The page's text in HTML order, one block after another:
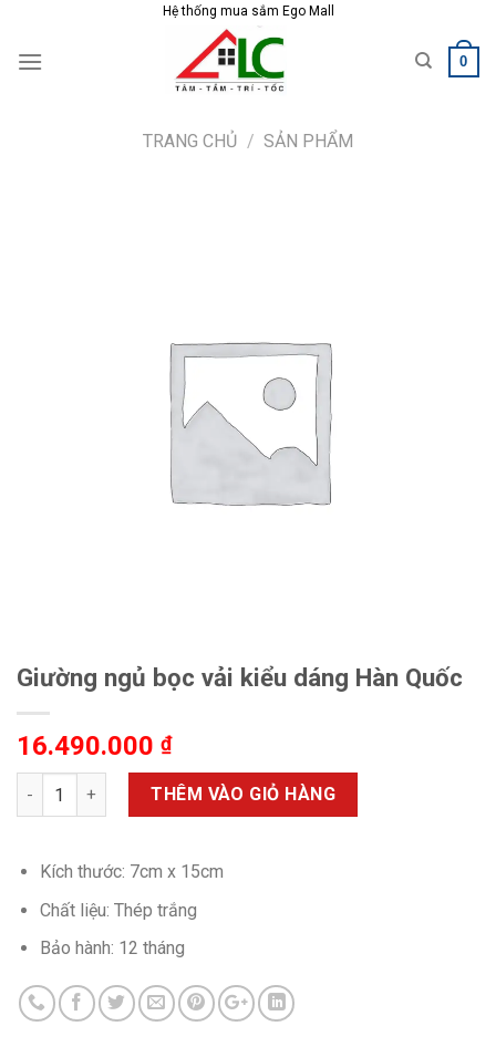
content
Hệ thống mua sắm Ego Mall
0
TRANG CHỦ / SẢN PHẨM
Giường ngủ bọc vải kiểu dáng Hàn Quốc
16.490.000 ₫
Giường ngủ bọc vải kiểu dáng Hàn Quốc số lượng
THÊM VÀO GIỎ HÀNG
Kích thước: 7cm x 15cm
Chất liệu: Thép trắng
Bảo hành: 12 tháng